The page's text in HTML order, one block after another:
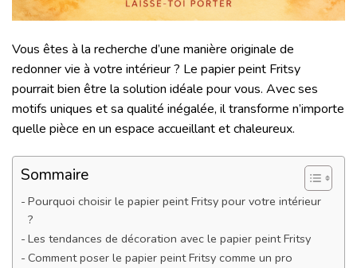
Vous êtes à la recherche d’une manière originale de
redonner vie à votre intérieur ? Le papier peint Fritsy
pourrait bien être la solution idéale pour vous. Avec ses
motifs uniques et sa qualité inégalée, il transforme n’importe
quelle pièce en un espace accueillant et chaleureux.
Sommaire
Pourquoi choisir le papier peint Fritsy pour votre intérieur
?
Les tendances de décoration avec le papier peint Fritsy
Comment poser le papier peint Fritsy comme un pro